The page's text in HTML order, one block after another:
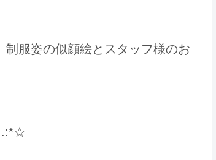
服姿の似顔絵とスタッフ様のお
.:*☆